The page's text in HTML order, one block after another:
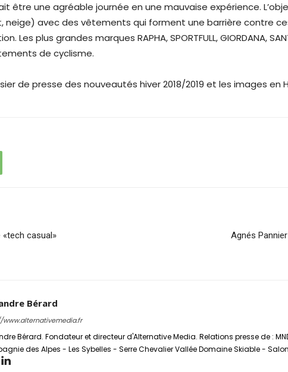
être une agréable journée en une mauvaise expérience.
neige) avec des vêtements qui forment une barrière contre
Les plus grandes marques RAPHA, SPORTFULL, GIORDANA,
de cyclisme.
de presse des nouveautés hiver 2018/2019 et les images en
casual»
Agnés
Bérard
www.alternativemedia.fr
Bérard. Fondateur et directeur d'Alternative Media. Relations presse de :
des Alpes - Les Sybelles - Serre Chevalier Vallée Domaine Skiable -